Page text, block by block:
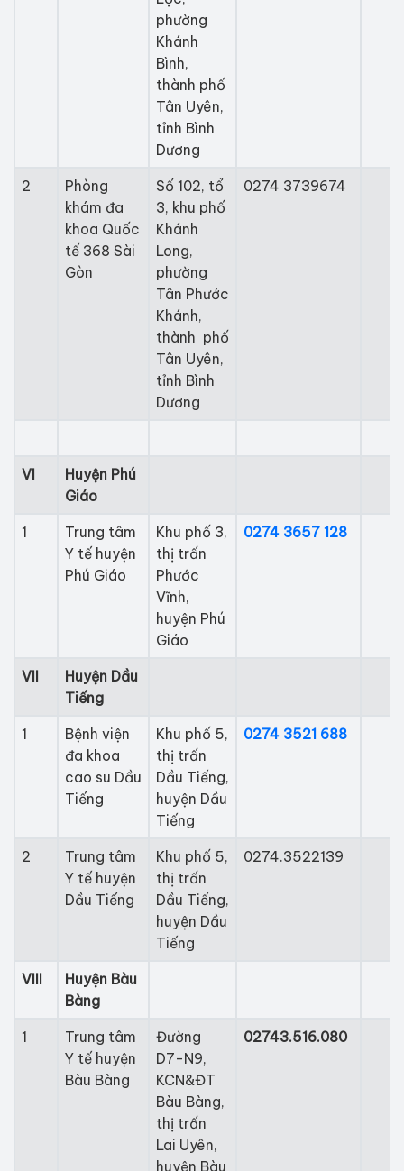
phường
Khánh
Bình,
thành phố
Tân Uyên,
tỉnh Bình
Dương
2
Phòng
khám đa
khoa Quốc
tế 368 Sài
Gòn
Số 102, tổ
3, khu phố
Khánh
Long,
phường
Tân Phước
Khánh,
thành phố
Tân Uyên,
tỉnh Bình
Dương
0274 3739674
​VI
​Huyện Phú
Giáo
​1
​Trung tâm
Y tế huyện
Phú Giáo
​Khu phố 3,
thị trấn
Phước
Vĩnh,
huyện Phú
Giáo
0274 3657 128
VII
Huyện Dầu
Tiếng
​1
​Bệnh viện
đa khoa
cao su Dầu
Tiếng
Khu phố 5,
thị trấn
Dầu Tiếng,
huyện Dầu
Tiếng​
0274 3521 688
2​
​Trung tâm
Y tế huyện
Dầu Tiếng
​Khu phố 5,
thị trấn
Dầu Tiếng,
huyện Dầu
Tiếng
​0274.3522139​
VIII​
Huyện Bàu
Bàng
​1
​Trung tâm
Y tế huyện
Bàu Bàng
​Đường
D7-N9,
KCN&ĐT
Bàu Bàng,
thị trấn
Lai Uyên,
huyện Bàu
02743.516.080